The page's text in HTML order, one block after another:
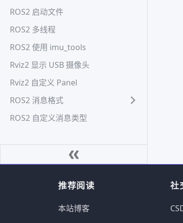
ROS2 启动文件
ROS2 多线程
ROS2 使用 imu_tools
Rviz2 显示 USB 摄像头
Rviz2 自定义 Panel
ROS2 消息格式
ROS2 自定义消息类型
推荐阅读
本站博客
社